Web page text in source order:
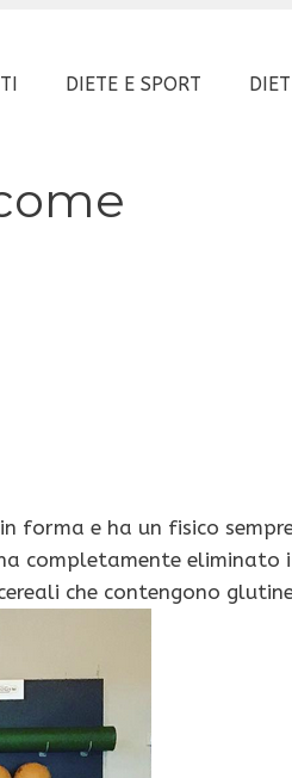
DIETE E SPORT
forma e ha un fisico
completamente eliminato i
che contengono